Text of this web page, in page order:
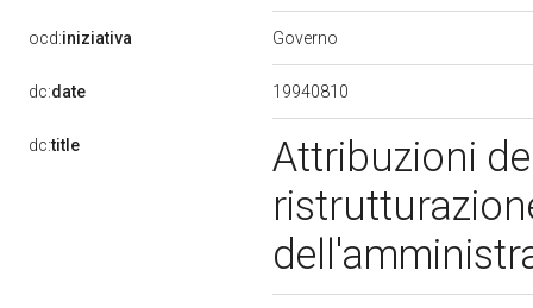
ocd:iniziativa Governo
dc:date 19940810
dc:title
Attribuzioni